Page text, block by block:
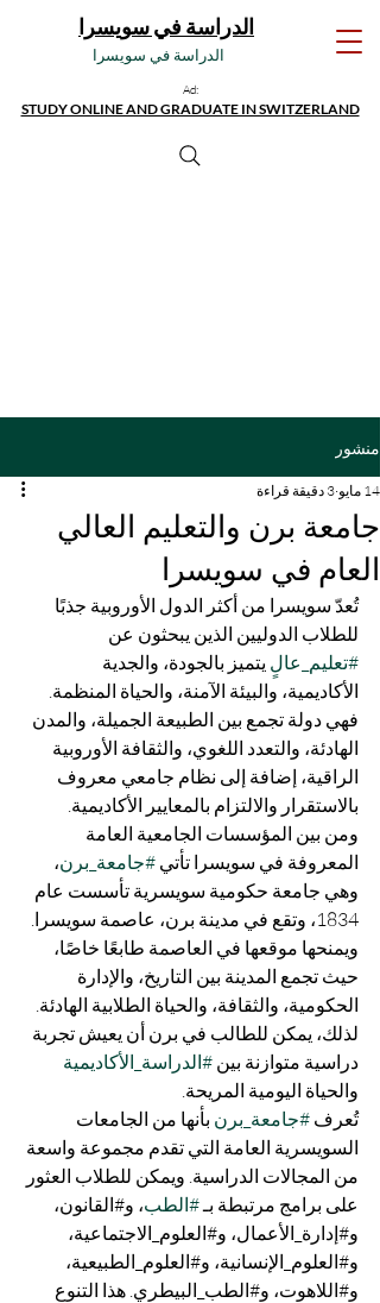
الدراسة في سويسرا
الدراسة في سويسرا
Ad:
STUDY ONLINE AND GRADUATE IN SWITZERLAND
منشور
جامعة برن والتعليم العالي
العام في سويسرا
14 مايو 3 دقيقة قراءة
تُعدّ سويسرا من أكثر الدول الأوروبية جذبًا
للطلاب الدوليين الذين يبحثون عن
#تعليم_عال ٍ يتميز بالجودة، والجدية
الأكاديمية، والبيئة الآمنة، والحياة المنظمة.
فهي دولة تجمع بين الطبيعة الجميلة، والمدن
الهادئة، والتعدد اللغوي، والثقافة الأوروبية
الراقية، إضافة إلى نظام جامعي معروف
بالاستقرار والالتزام بالمعايير الأكاديمية.
ومن بين المؤسسات الجامعية العامة
المعروفة في سويسرا تأتي #جامعة_برن،
وهي جامعة حكومية سويسرية تأسست عام
1834، وتقع في مدينة برن، عاصمة سويسرا.
ويمنحها موقعها في العاصمة طابعًا خاصًا،
حيث تجمع المدينة بين التاريخ، والإدارة
الحكومية، والثقافة، والحياة الطلابية الهادئة.
لذلك، يمكن للطالب في برن أن يعيش تجربة
دراسية متوازنة بين #الدراسة_الأكاديمية
والحياة اليومية المريحة.
تُعرف #جامعة_برن بأنها من الجامعات
السويسرية العامة التي تقدم مجموعة واسعة
من المجالات الدراسية. ويمكن للطلاب العثور
على برامج مرتبطة بـ #الطب، و#القانون،
و#إدارة_الأعمال، و#العلوم_الاجتماعية،
و#العلوم_الإنسانية، و#العلوم_الطبيعية،
و#اللاهوت، و#الطب_البيطري. هذا التنوع